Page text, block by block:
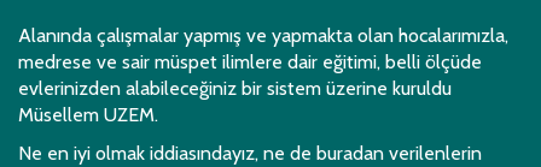
Alanında çalışmalar yapmış ve yapmakta olan hocalarımızla,
medrese ve sair müspet ilimlere dair eğitimi, belli ölçüde
evlerinizden alabileceğiniz bir sistem üzerine kuruldu
Müsellem UZEM.
Ne en iyi olmak iddiasındayız, ne de buradan verilenlerin